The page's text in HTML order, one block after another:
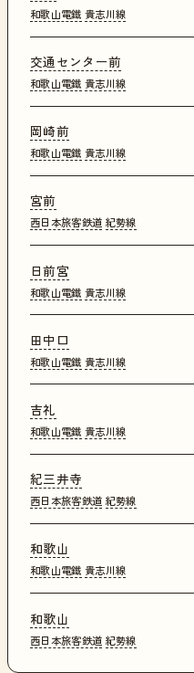
和歌山電鐵 貴志川線
交通センター前
和歌山電鐵 貴志川線
岡崎前
和歌山電鐵 貴志川線
宮前
西日本旅客鉄道 紀勢線
日前宮
和歌山電鐵 貴志川線
田中口
和歌山電鐵 貴志川線
吉礼
和歌山電鐵 貴志川線
紀三井寺
西日本旅客鉄道 紀勢線
和歌山
和歌山電鐵 貴志川線
和歌山
西日本旅客鉄道 紀勢線